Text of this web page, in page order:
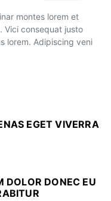
montes lorem et
Vici consequat justo
lorem. Adipiscing veni
EGET VIVERRA
DOLOR DONEC EU